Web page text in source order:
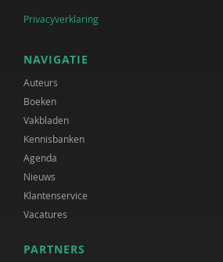
Privacyverklaring
NAVIGATIE
Auteurs
Boeken
Vakbladen
Kennisbanken
Agenda
Nieuws
Klantenservice
Vacatures
PARTNERS